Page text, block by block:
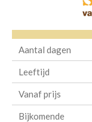
Aantal dagen
Leeftijd
Vanaf prijs
Bijkomende